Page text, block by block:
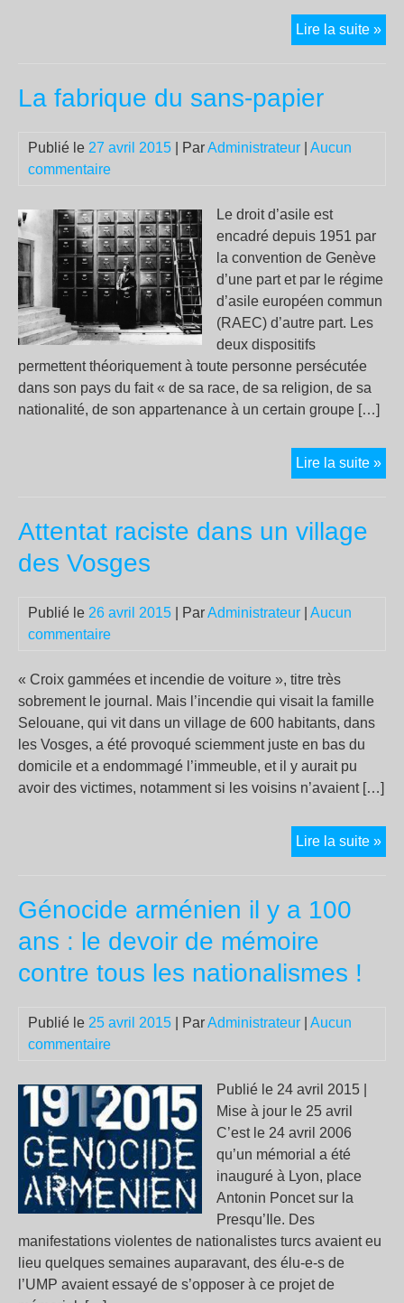
Lire la suite »
mai
La fabrique du sans-papier
Publié le 27 avril 2015 | ParAdministrateur
Aucun
commentaire
Le droit d’asile est
encadré depuis 1951 par
la convention de Genève
d’une part et par le régime
d’asile européen commun
(RAEC) d’autre part. Les
deux dispositifs
permettent théoriquement à toute personne persécutée
dans son pays du fait « de sa race, de sa religion, de sa
nationalité, de son appartenance à un certain groupe […]
Lire la suite »La
Attentat raciste dans un village
des Vosges
Publié le 26 avril 2015 | ParAdministrateur
Aucun
commentaire
« Croix gammées et incendie de voiture », titre très
sobrement le journal. Mais l’incendie qui visait la famille
Selouane, qui vit dans un village de 600 habitants, dans
les Vosges, a été provoqué sciemment juste en bas du
domicile et a endommagé l’immeuble, et il y aurait pu
avoir des victimes, notamment si les voisins n’avaient […]
Lire la suite »
Génocide arménien il y a 100
ans : le devoir de mémoire
contre tous les nationalismes !
Publié le 25 avril 2015 | ParAdministrateur
Aucun
commentaire
Publié le 24 avril 2015 |
Mise à jour le 25 avril
C’est le 24 avril 2006
qu’un mémorial a été
inauguré à Lyon, place
Antonin Poncet sur la
Presqu’Ile. Des
manifestations violentes de nationalistes turcs avaient eu
lieu quelques semaines auparavant, des élu-e-s de
l’UMP avaient essayé de s’opposer à ce projet de